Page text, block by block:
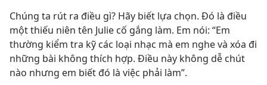
Chúng ta rút ra điều gì? Hãy biết lựa chọn. Đó là điều
một thiếu niên tên Julie cố gắng làm. Em nói: “Em
thường kiểm tra kỹ các loại nhạc mà em nghe và xóa đi
những bài không thích hợp. Điều này không dễ chút
nào nhưng em biết đó là việc phải làm”.